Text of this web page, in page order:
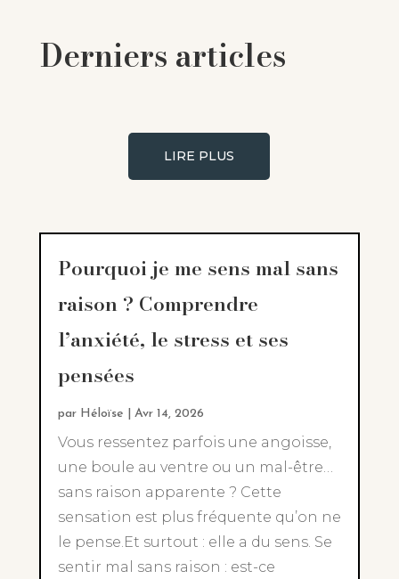
Derniers articles
LIRE PLUS
Pourquoi je me sens mal sans
raison ? Comprendre
l’anxiété, le stress et ses
pensées
par Héloïse Avr 14, 2026
Vous ressentez parfois une angoisse,
une boule au ventre ou un mal-être…
sans raison apparente ? Cette
sensation est plus fréquente qu’on ne
le pense.Et surtout : elle a du sens. Se
sentir mal sans raison : est-ce